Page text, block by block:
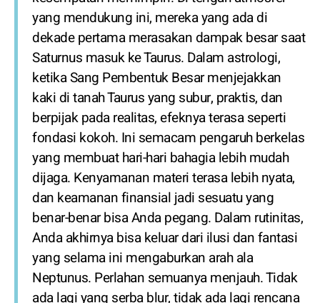
yang mendukung ini, mereka yang ada di
dekade pertama merasakan dampak besar saat
Saturnus masuk ke Taurus. Dalam astrologi,
ketika Sang Pembentuk Besar menjejakkan
kaki di tanah Taurus yang subur, praktis, dan
berpijak pada realitas, efeknya terasa seperti
fondasi kokoh. Ini semacam pengaruh berkelas
yang membuat hari-hari bahagia lebih mudah
dijaga. Kenyamanan materi terasa lebih nyata,
dan keamanan finansial jadi sesuatu yang
benar-benar bisa Anda pegang. Dalam rutinitas,
Anda akhirnya bisa keluar dari ilusi dan fantasi
yang selama ini mengaburkan arah ala
Neptunus. Perlahan semuanya menjauh. Tidak
ada lagi yang serba blur, tidak ada lagi rencana